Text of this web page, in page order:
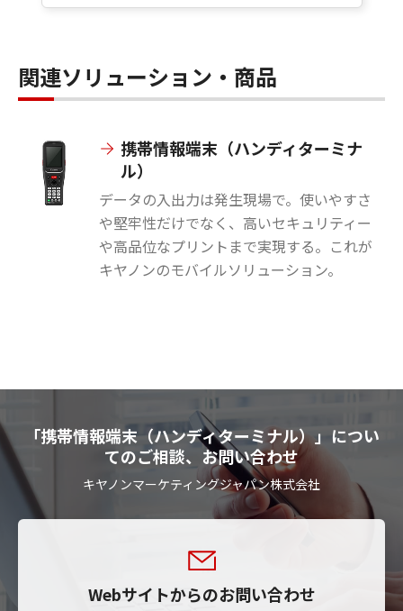
関連ソリューション・商品
携帯情報端末（ハンディターミナ
ル）
データの入出力は発生現場で。使いやすさ
や堅牢性だけでなく、高いセキュリティー
や高品位なプリントまで実現する。これが
キヤノンのモバイルソリューション。
「携帯情報端末（ハンディターミナル）」につい
てのご相談、お問い合わせ
キヤノンマーケティングジャパン株式会社
Webサイトからのお問い合わせ